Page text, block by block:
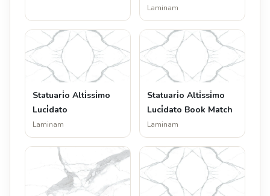
Laminam
Statuari̇o Alti̇ssi̇mo
Luci̇dato
Laminam
Statuari̇o Alti̇ssi̇mo
Luci̇dato Book Match
Laminam